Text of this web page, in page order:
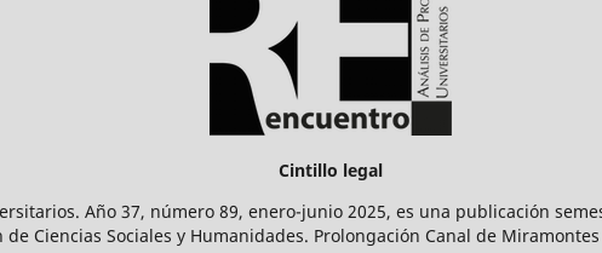
Cintillo legal
Año 37, número 89, enero-junio 2025, es una publicación
Ciencias Sociales y Humanidades. Prolongación Canal de Miramontes